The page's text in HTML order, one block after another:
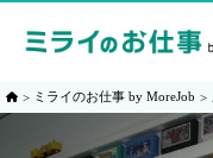
ミライのお仕事 by MoreJob